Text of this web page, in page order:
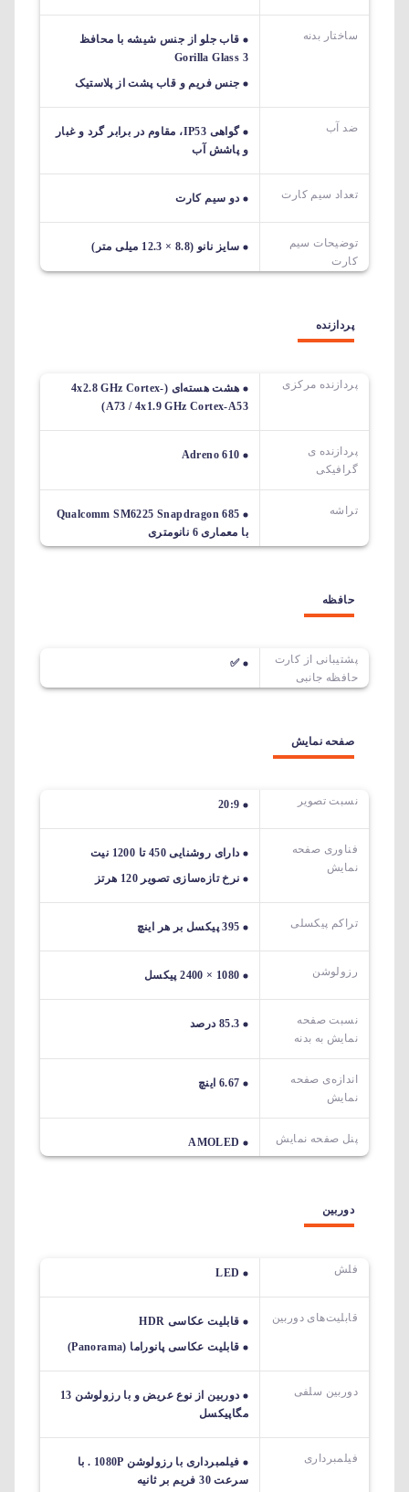
ساختار بدنه
قاب جلو از جنس شیشه با محافظ
Gorilla Glass 3
جنس فریم و قاب پشت از پلاستیک
ضد آب
گواهی IP53، مقاوم در برابر گرد و غبار
و پاشش آب
تعداد سیم کارت دو سیم کارت
توضیحات سیم
کارت
سایز نانو (8.8 × 12.3 میلی متر)
پردازنده
پردازنده مرکزی
هشت هسته‌ای (4x2.8 GHz Cortex-
A73 / 4x1.9 GHz Cortex-A53)
پردازنده ی
گرافیکی
Adreno 610
تراشه
Qualcomm SM6225 Snapdragon 685
با معماری 6 نانومتری
حافظه
پشتیبانی از کارت
حافظه جانبی
✅
صفحه نمایش
نسبت تصویر 20:9
فناوری صفحه
نمایش
دارای روشنایی 450 تا 1200 نیت
نرخ تازه‌سازی تصویر 120 هرتز
تراکم پیکسلی 395 پیکسل بر هر اینچ
رزولوشن 1080 × 2400 پیکسل
نسبت صفحه
نمایش به بدنه
85.3 درصد
اندازه‌ی صفحه‌
نمایش
6.67 اینچ
پنل صفحه نمایش AMOLED
دوربین
فلش LED
قابلیت‌های دوربین‌
قابلیت عکاسی HDR
قابلیت عکاسی پانوراما (Panorama)
دوربین سلفی
دوربین از نوع عریض و با رزولوشن 13
مگاپیکسل
فیلمبرداری
فیلمبرداری با رزولوشن 1080P . با
سرعت 30 فریم بر ثانیه